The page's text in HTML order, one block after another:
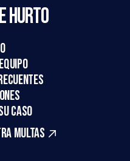
hurto
CASO
multas